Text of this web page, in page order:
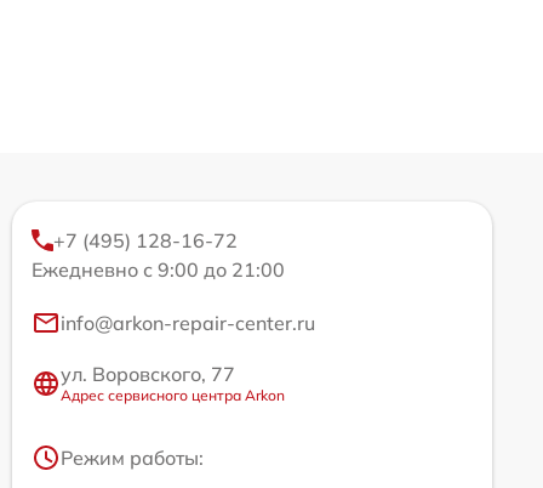
+7 (495) 128-16-72
Ежедневно с 9:00 до 21:00
info@arkon-repair-center.ru
ул. Воровского, 77
Адрес сервисного центра Arkon
Режим работы: